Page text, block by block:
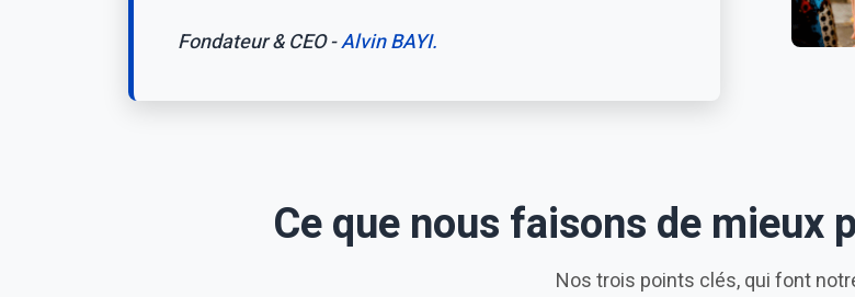
Fondateur & CEO -Alvin BAYI.
Ce que nous faisons de mieux
Nos trois points clés, qui font